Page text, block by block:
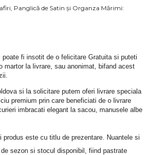
Panglică de Satin și Organza Mărimi:
poate fi insotit de o felicitare Gratuita si puteti
martor la livrare, sau anonimat, bifand acest
si la solicitare putem oferi livrare speciala
premium prin care beneficiati de o livrare
imbracati elegant la sacou, manusele albe
produs este cu titlu de prezentare. Nuantele si
sezon si stocul disponibil, fiind pastrate